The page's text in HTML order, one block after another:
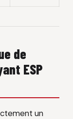
de
ESP
un